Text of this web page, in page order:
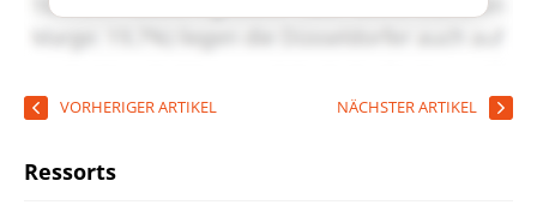
VORHERIGER ARTIKEL NÄCHSTER ARTIKEL
Ressorts